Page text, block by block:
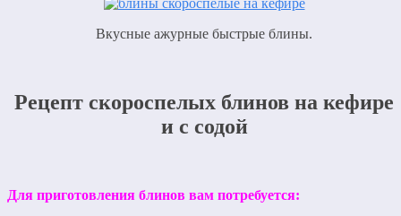
Вкусные ажурные быстрые блины.
Рецепт скороспелых блинов на кефире
и с содой
Для приготовления блинов вам потребуется: